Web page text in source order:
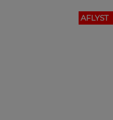
AFLYST